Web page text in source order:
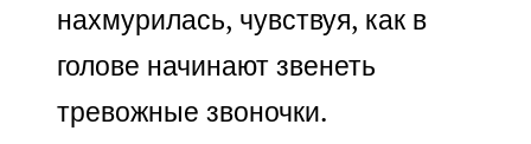
нахмурилась, чувствуя, как в
голове начинают звенеть
тревожные звоночки.